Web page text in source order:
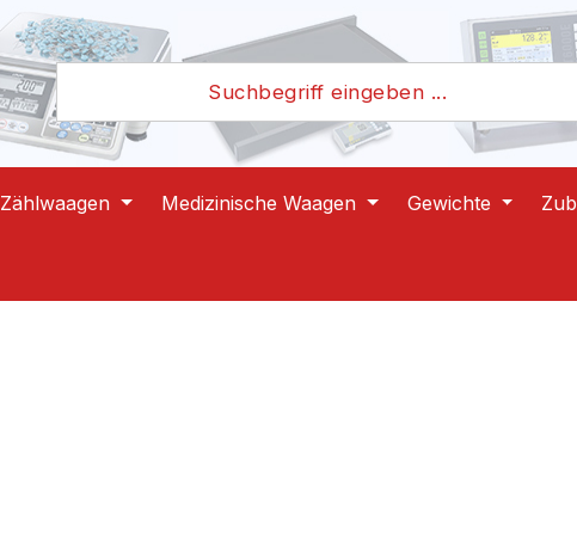
Zählwaagen Medizinische Waagen Gewichte